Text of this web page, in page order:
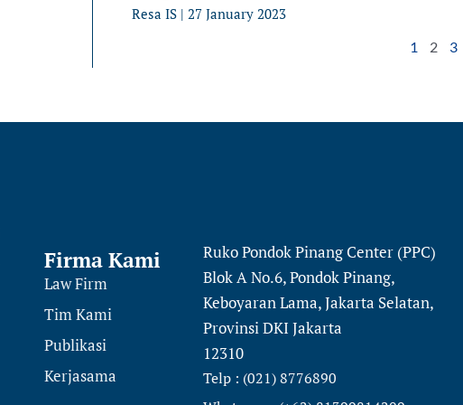
Resa IS 27 January 2023
1 2 3
Firma Kami
Law Firm
Tim Kami
Publikasi
Kerjasama
Ruko Pondok Pinang Center (PPC)
Blok A No.6, Pondok Pinang,
Keboyaran Lama, Jakarta Selatan,
Provinsi DKI Jakarta
12310
Telp : (021) 8776890